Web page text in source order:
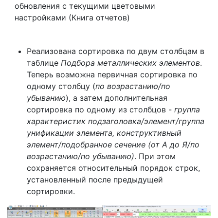
обновления с текущими цветовыми
настройками (Книга отчетов)
Реализована сортировка по двум столбцам в
таблице Подбора металлических элементов.
Теперь возможна первичная сортировка по
одному столбцу (по возрастанию/по
убыванию), а затем дополнительная
сортировка по одному из столбцов - группа
характеристик подзаголовка/элемент/группа
унификации элемента, конструктивный
элемент/подобранное сечение (от А до Я/по
возрастанию/по убыванию). При этом
сохраняется относительный порядок строк,
установленный после предыдущей
сортировки.